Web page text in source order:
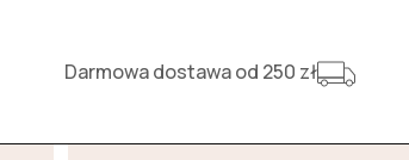
Darmowa dostawa od 250 zł